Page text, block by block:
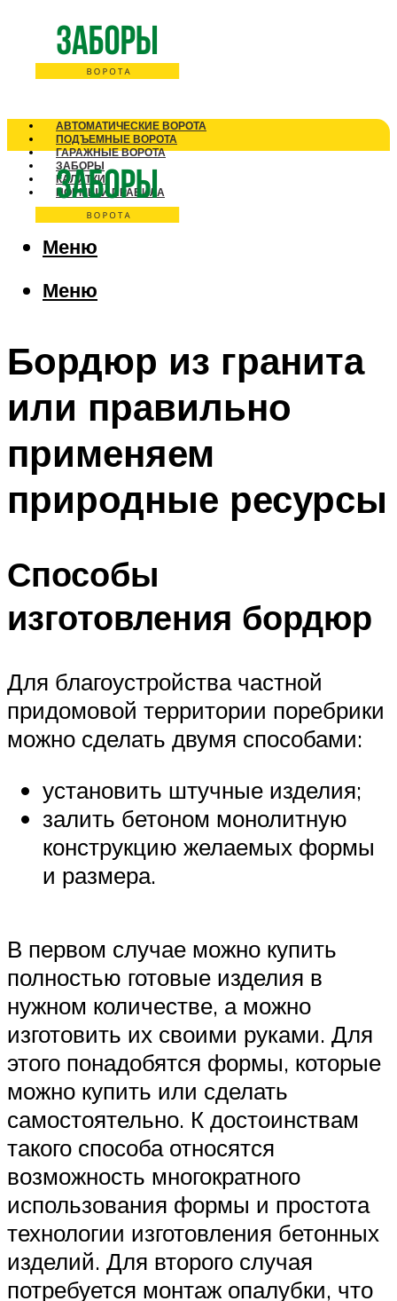
АВТОМАТИЧЕСКИЕ ВОРОТА
ПОДЪЕМНЫЕ ВОРОТА
ГАРАЖНЫЕ ВОРОТА
ЗАБОРЫ
КАЛИТКИ
НОРМЫ И ПРАВИЛА
Меню
Меню
Бордюр из гранита
или правильно
применяем
природные ресурсы
Способы
изготовления бордюр
Для благоустройства частной
придомовой территории поребрики
можно сделать двумя способами:
установить штучные изделия;
залить бетоном монолитную
конструкцию желаемых формы
и размера.
В первом случае можно купить
полностью готовые изделия в
нужном количестве, а можно
изготовить их своими руками. Для
этого понадобятся формы, которые
можно купить или сделать
самостоятельно. К достоинствам
такого способа относятся
возможность многократного
использования формы и простота
технологии изготовления бетонных
изделий. Для второго случая
потребуется монтаж опалубки, что